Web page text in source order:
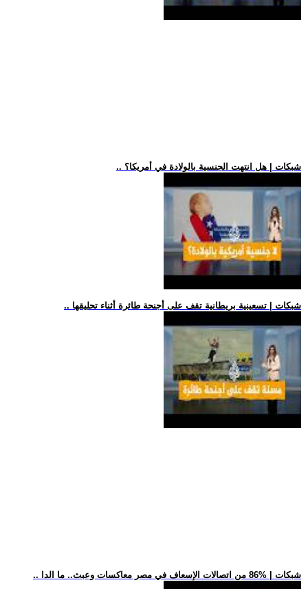
.. شبكات | هل انتهت الجنسية بالولادة في أمريكا؟
.. شبكات | تسعينية بريطانية تقف على أجنحة طائرة أثناء تحليقها
.. شبكات | %86 من اتصالات الإسعاف في مصر معاكسات وعبث.. ما الدا